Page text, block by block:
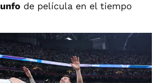
de película en el tiempo